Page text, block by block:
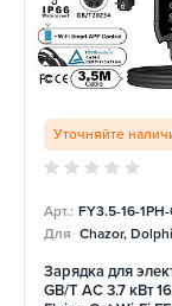
Уточняйте
Арт.: FY3.5-16-
Для Chazor,
Зарядка для
GB/T AC 3.7 кВт